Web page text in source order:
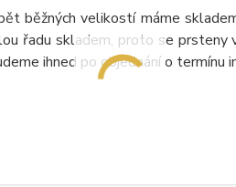
běžných velikostí máme
řadu skladem, proto se
ihned po objednání o termínu